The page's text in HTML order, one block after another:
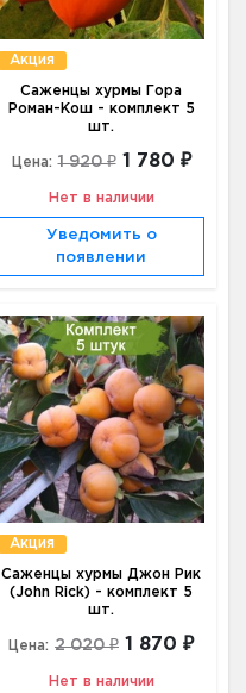
Акция
Саженцы хурмы Гора
Роман-Кош - комплект 5
шт.
Цена: 1 920 ₽ 1 780 ₽
Нет в наличии
Уведомить о
появлении
Акция
Саженцы хурмы Джон Рик
(John Rick) - комплект 5
шт.
Цена: 2 020 ₽ 1 870 ₽
Нет в наличии